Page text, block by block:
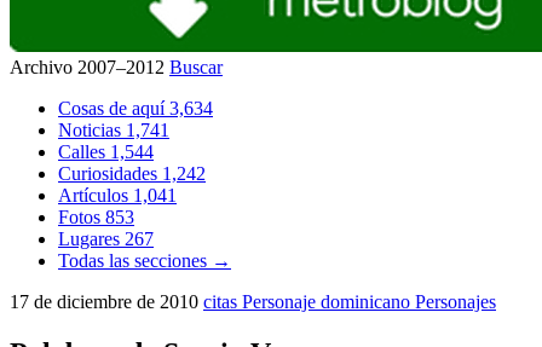
Archivo 2007–2012 Buscar
Cosas de aquí3,634
Noticias 1,741
Calles 1,544
Curiosidades 1,242
Artículos 1,041
Fotos 853
Lugares 267
Todas las secciones →
17 de diciembre de 2010 citas Personaje dominicano Personajes